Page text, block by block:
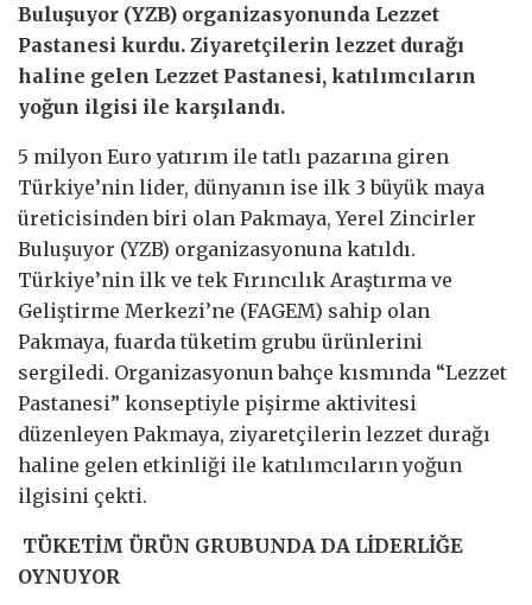
Buluşuyor (YZB) organizasyonunda Lezzet
Pastanesi kurdu. Ziyaretçilerin lezzet durağı
haline gelen Lezzet Pastanesi, katılımcıların
yoğun ilgisi ile karşılandı.
5 milyon Euro yatırım ile tatlı pazarına giren
Türkiye’nin lider, dünyanın ise ilk 3 büyük maya
üreticisinden biri olan Pakmaya, Yerel Zincirler
Buluşuyor (YZB) organizasyonuna katıldı.
Türkiye’nin ilk ve tek Fırıncılık Araştırma ve
Geliştirme Merkezi’ne (FAGEM) sahip olan
Pakmaya, fuarda tüketim grubu ürünlerini
sergiledi. Organizasyonun bahçe kısmında “Lezzet
Pastanesi” konseptiyle pişirme aktivitesi
düzenleyen Pakmaya, ziyaretçilerin lezzet durağı
haline gelen etkinliği ile katılımcıların yoğun
ilgisini çekti.
TÜKETİM ÜRÜN GRUBUNDA DA LİDERLİĞE
OYNUYOR